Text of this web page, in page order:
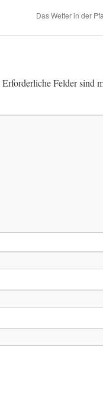
Das Wetter in der
Erforderliche Felder sind